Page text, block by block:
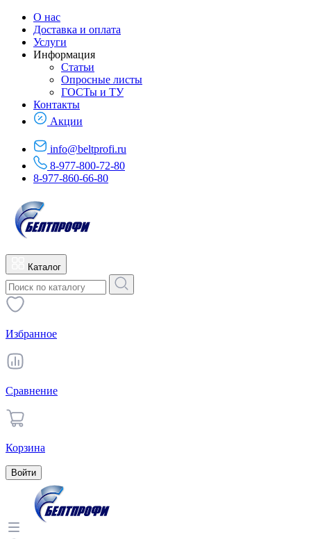
О нас
Доставка и оплата
Услуги
Информация
Статьи
Опросные листы
ГОСТы и ТУ
Контакты
Акции
info@beltprofi.ru
8-977-800-72-80
8-977-860-66-80
Каталог
Избранное
Сравнение
Корзина
Войти